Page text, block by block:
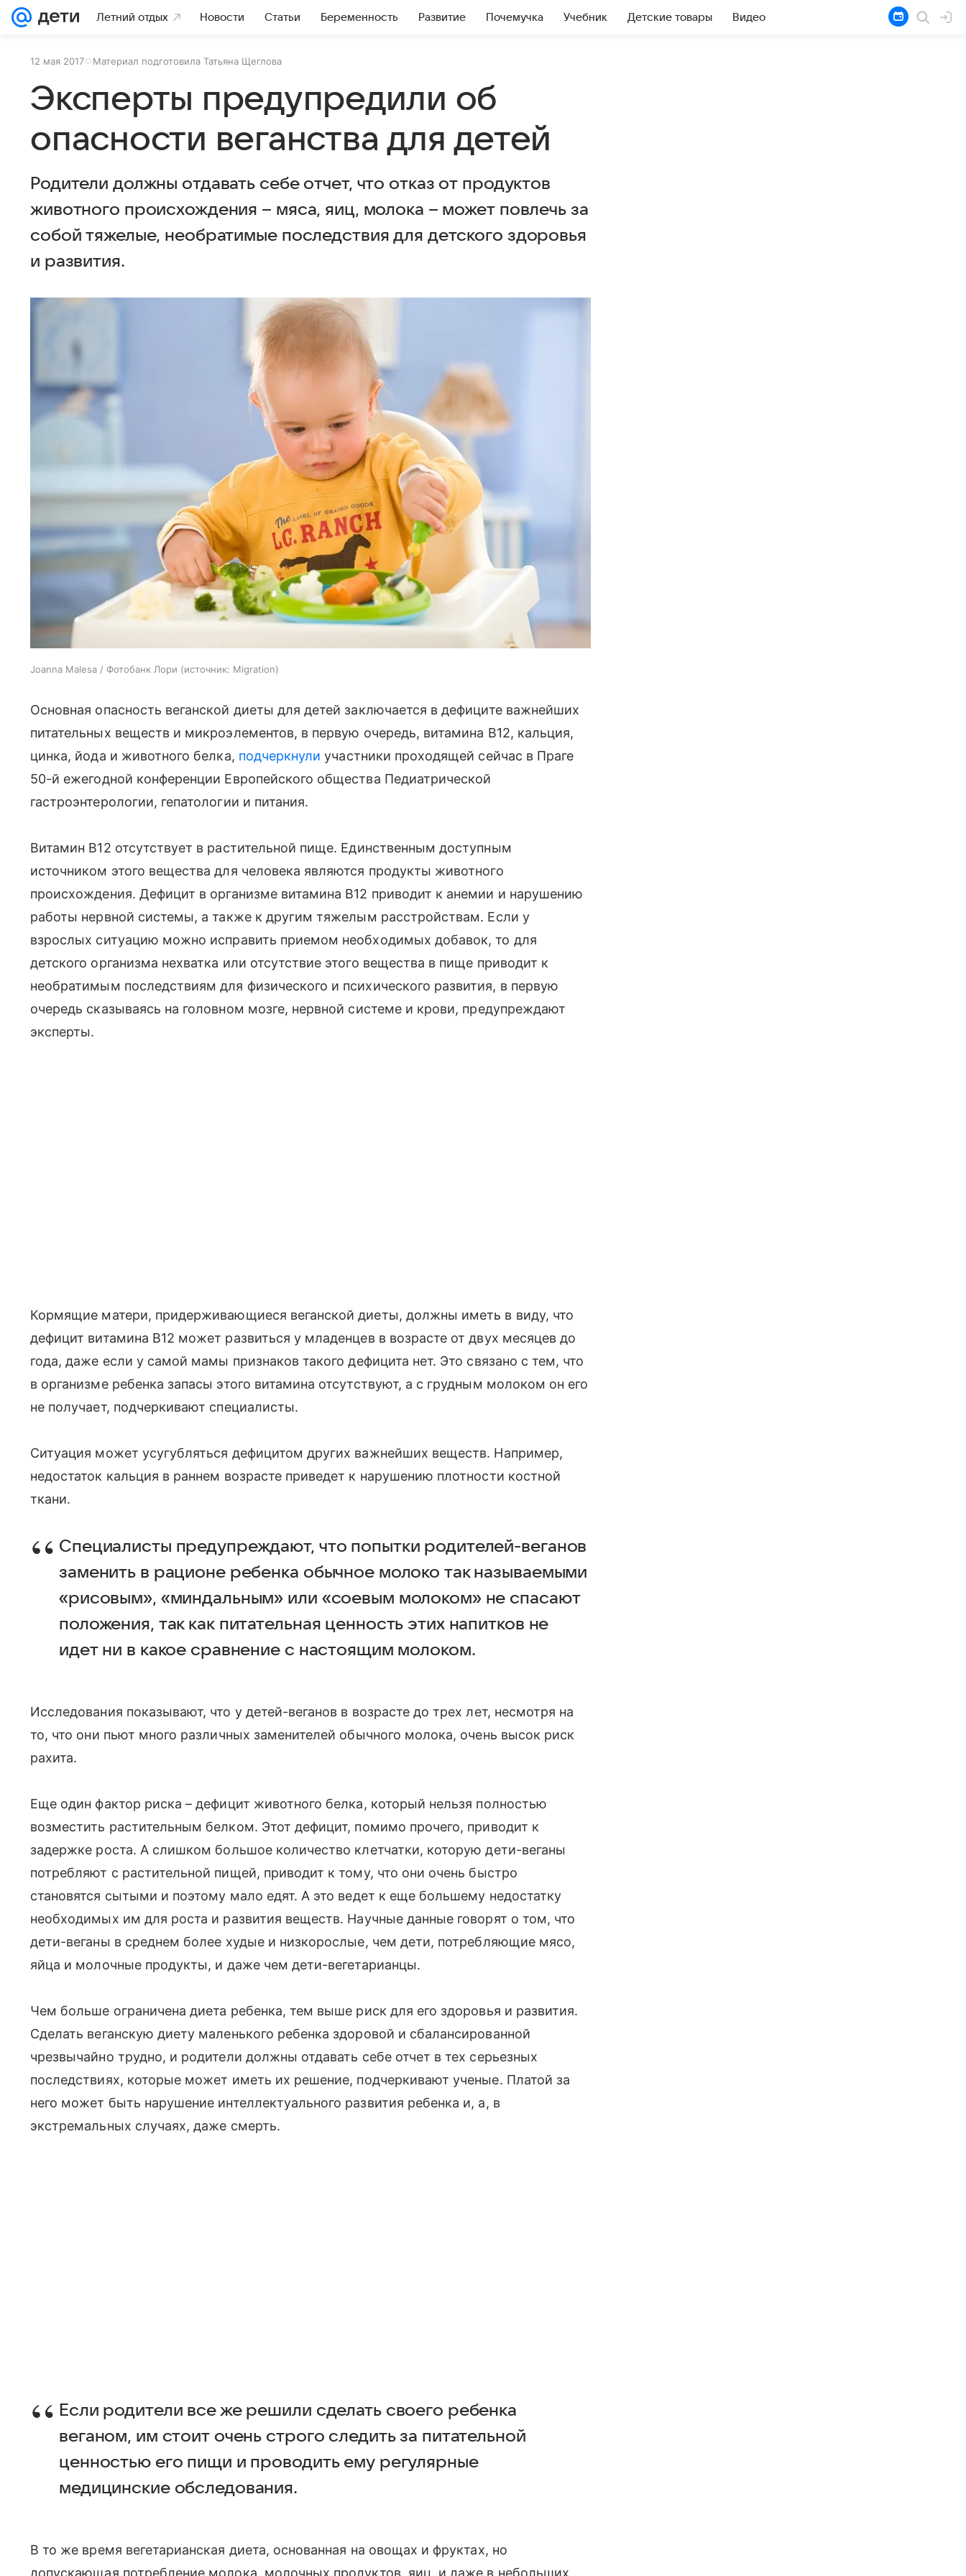
Летний отдых Новости Статьи Беременность Развитие Почемучка Учебник Детские товары Видео
12 мая 2017 Материал подготовила Татьяна Щеглова
Эксперты предупредили об
опасности веганства для детей
Родители должны отдавать себе отчет, что отказ от продуктов
животного происхождения – мяса, яиц, молока – может повлечь за
собой тяжелые, необратимые последствия для детского здоровья
и развития.
Joanna Malesa / Фотобанк Лори источник: Migration
Основная опасность веганской диеты для детей заключается в дефиците важнейших
питательных веществ и микроэлементов, в первую очередь, витамина B12, кальция,
цинка, йода и животного белка, подчеркнули участники проходящей сейчас в Праге
50-й ежегодной конференции Европейского общества Педиатрической
гастроэнтерологии, гепатологии и питания.
Витамин B12 отсутствует в растительной пище. Единственным доступным
источником этого вещества для человека являются продукты животного
происхождения. Дефицит в организме витамина B12 приводит к анемии и нарушению
работы нервной системы, а также к другим тяжелым расстройствам. Если у
взрослых ситуацию можно исправить приемом необходимых добавок, то для
детского организма нехватка или отсутствие этого вещества в пище приводит к
необратимым последствиям для физического и психического развития, в первую
очередь сказываясь на головном мозге, нервной системе и крови, предупреждают
эксперты.
Кормящие матери, придерживающиеся веганской диеты, должны иметь в виду, что
дефицит витамина B12 может развиться у младенцев в возрасте от двух месяцев до
года, даже если у самой мамы признаков такого дефицита нет. Это связано с тем, что
в организме ребенка запасы этого витамина отсутствуют, а с грудным молоком он его
не получает, подчеркивают специалисты.
Ситуация может усугубляться дефицитом других важнейших веществ. Например,
недостаток кальция в раннем возрасте приведет к нарушению плотности костной
ткани.
Специалисты предупреждают, что попытки родителей-веганов
заменить в рационе ребенка обычное молоко так называемыми
«рисовым», «миндальным» или «соевым молоком» не спасают
положения, так как питательная ценность этих напитков не
идет ни в какое сравнение с настоящим молоком.
Исследования показывают, что у детей-веганов в возрасте до трех лет, несмотря на
то, что они пьют много различных заменителей обычного молока, очень высок риск
рахита.
Еще один фактор риска – дефицит животного белка, который нельзя полностью
возместить растительным белком. Этот дефицит, помимо прочего, приводит к
задержке роста. А слишком большое количество клетчатки, которую дети-веганы
потребляют с растительной пищей, приводит к тому, что они очень быстро
становятся сытыми и поэтому мало едят. А это ведет к еще большему недостатку
необходимых им для роста и развития веществ. Научные данные говорят о том, что
дети-веганы в среднем более худые и низкорослые, чем дети, потребляющие мясо,
яйца и молочные продукты, и даже чем дети-вегетарианцы.
Чем больше ограничена диета ребенка, тем выше риск для его здоровья и развития.
Сделать веганскую диету маленького ребенка здоровой и сбалансированной
чрезвычайно трудно, и родители должны отдавать себе отчет в тех серьезных
последствиях, которые может иметь их решение, подчеркивают ученые. Платой за
него может быть нарушение интеллектуального развития ребенка и, а, в
экстремальных случаях, даже смерть.
Если родители все же решили сделать своего ребенка
веганом, им стоит очень строго следить за питательной
ценностью его пищи и проводить ему регулярные
медицинские обследования.
В то же время вегетарианская диета, основанная на овощах и фруктах, но
допускающая потребление молока, молочных продуктов, яиц, и даже в небольших